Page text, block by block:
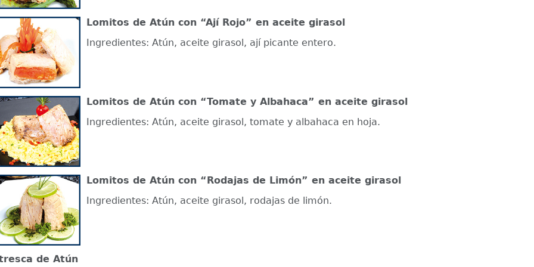
Lomitos de Atún con “Ají Rojo” en aceite girasol
Ingredientes: Atún, aceite girasol, ají picante entero.
Lomitos de Atún con “Tomate y Albahaca” en aceite girasol
Ingredientes: Atún, aceite girasol, tomate y albahaca en hoja.
Lomitos de Atún con “Rodajas de Limón” en aceite girasol
Ingredientes: Atún, aceite girasol, rodajas de limón.
de Atún